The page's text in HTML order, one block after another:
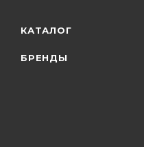
КАТАЛОГ
БРЕНДЫ